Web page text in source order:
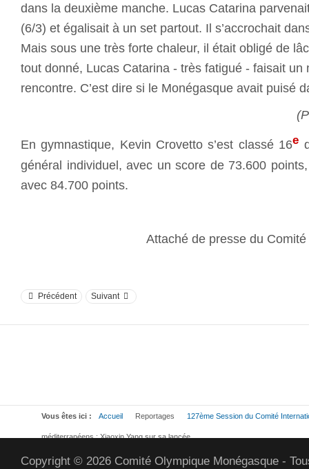
dans la deuxième manche. Lucas Catarina
(6/3) et égalisait à un set partout. Il s’accrochait
Mais sous une très forte chaleur, il était obligé de
tout donné, Lucas Catarina - très fatigué - faisait un
rencontre. C’est dire si le Monégasque avait puisé
En gymnastique, Kevin Crovetto s’est classé 16e
général individuel, avec un score de 73.600
avec 84.700 points.
Attaché de presse du
Précédent Suivant
Vous êtes ici : Accueil Reportages 127ème Session du Comité
méditerranéens : Xiaoxin Yang sur sa lancée
Copyright © 2026 Comité Olympique Monégasque -